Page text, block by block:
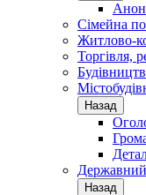
Сімейна
Житлово-
Торгівля,
Назад
Державний
Назад